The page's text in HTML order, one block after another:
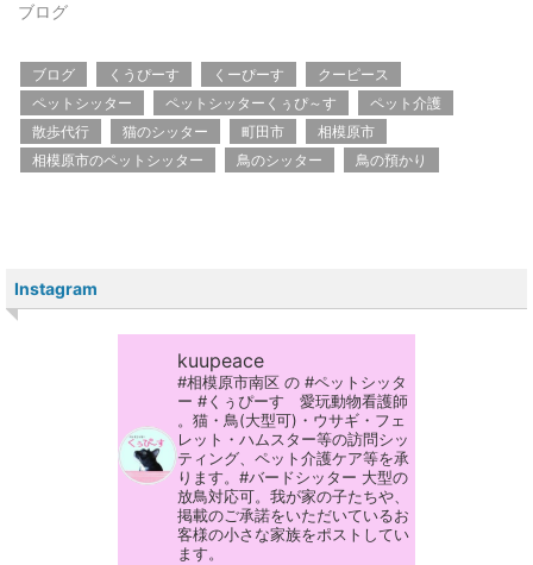
ブログ
ブログ くうぴーす くーぴーす
クーピース
ペットシッター
ペットシッターくぅぴ～す
ペット介護
散歩代行
猫のシッター 町田市
相模原市
相模原市のペットシッター
鳥のシッター 鳥の預かり
Instagram
kuupeace
#相模原市南区 の #ペットシッタ
ー #くぅぴーす 愛玩動物看護師
。猫・鳥(大型可)・ウサギ・フェ
レット・ハムスター等の訪問シッ
ティング、ペット介護ケア等を承
ります。#バードシッター 大型の
放鳥対応可。我が家の子たちや、
掲載のご承諾をいただいているお
客様の小さな家族をポストしてい
ます。